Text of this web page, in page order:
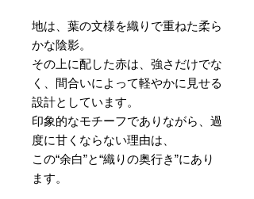
地は、葉の文様を織りで重ねた柔ら
かな陰影。
その上に配した赤は、強さだけでな
く、間合いによって軽やかに見せる
設計としています。
印象的なモチーフでありながら、過
度に甘くならない理由は、
この“余白”と“織りの奥行き”にあり
ます。